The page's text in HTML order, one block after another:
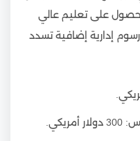
على تعليم عالي
إدارية إضافية تسدد